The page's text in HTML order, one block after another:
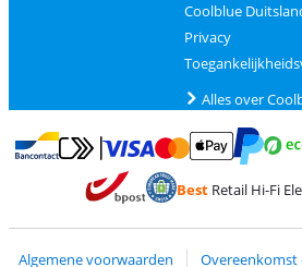
Coolblue
Privacy
Alles over
Betalen met Bancontact
Betalen met MasterCard en Visa via
Betalen
BestRetail Hi-Fi
Algemene voorwaarden